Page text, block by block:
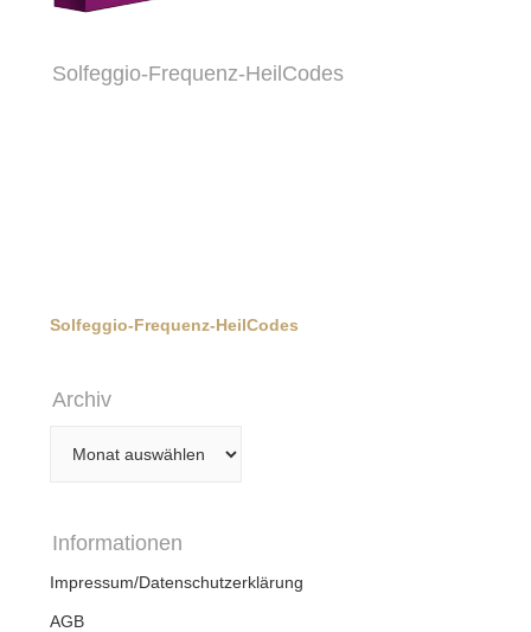
Solfeggio-Frequenz-HeilCodes
Solfeggio-Frequenz-HeilCodes
Archiv
Informationen
Impressum/Datenschutzerklärung
AGB